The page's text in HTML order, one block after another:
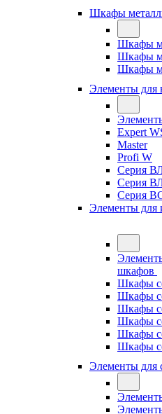
Шкафы
Шкафы
Шкафы
Шкафы
Элементы для
Expert
Master
Profi W
Серия
Серия
Серия
Элементы для
шкафов
Шкафы
Шкафы
Шкафы
Шкафы
Шкафы
Шкафы
Элементы для